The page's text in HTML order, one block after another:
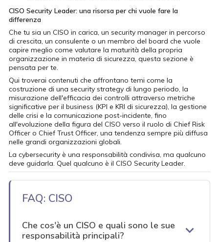
CISO Security Leader: una risorsa per chi vuole fare la
differenza
Che tu sia un CISO in carica, un security manager in percorso
di crescita, un consulente o un membro del board che vuole
capire meglio come valutare la maturità della propria
organizzazione in materia di sicurezza, questa sezione è
pensata per te.
Qui troverai contenuti che affrontano temi come la
costruzione di una security strategy di lungo periodo, la
misurazione dell'efficacia dei controlli attraverso metriche
significative per il business (KPI e KRI di sicurezza), la gestione
delle crisi e la comunicazione post-incidente, fino
all'evoluzione della figura del CISO verso il ruolo di Chief Risk
Officer o Chief Trust Officer, una tendenza sempre più diffusa
nelle grandi organizzazioni globali.
La cybersecurity è una responsabilità condivisa, ma qualcuno
deve guidarla. Quel qualcuno è il CISO Security Leader.
FAQ: CISO
Che cos'è un CISO e quali sono le sue
responsabilità principali?